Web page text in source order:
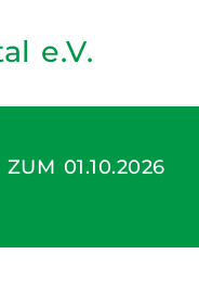
e.V.
01.10.2026